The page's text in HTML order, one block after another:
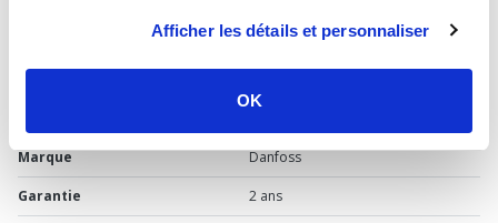
Afficher les détails et personnaliser
OK
DÉTAILS TECHNIQUES
Marque Danfoss
Garantie 2 ans